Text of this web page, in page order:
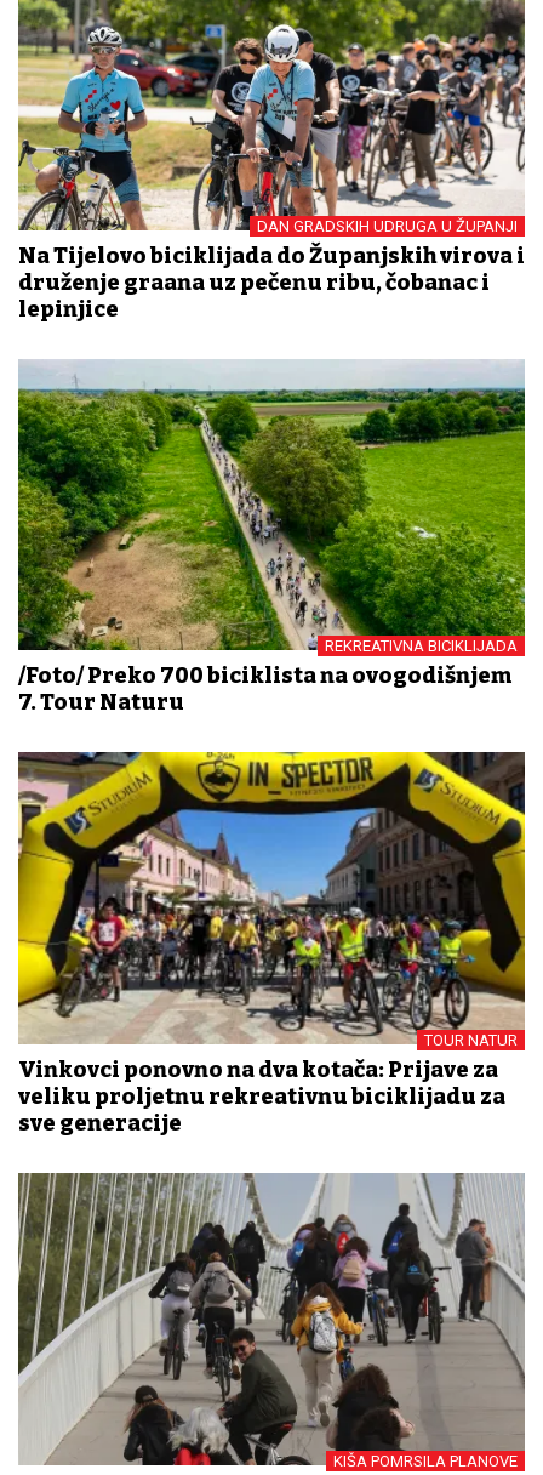
DAN GRADSKIH UDRUGA U ŽUPANJI
Na Tijelovo biciklijada do Županjskih virova i
druženje građana uz pečenu ribu, čobanac i
lepinjice
REKREATIVNA BICIKLIJADA
/Foto/ Preko 700 biciklista na ovogodišnjem
7. Tour Naturu
TOUR NATUR
Vinkovci ponovno na dva kotača: Prijave za
veliku proljetnu rekreativnu biciklijadu za
sve generacije
KIŠA POMRSILA PLANOVE